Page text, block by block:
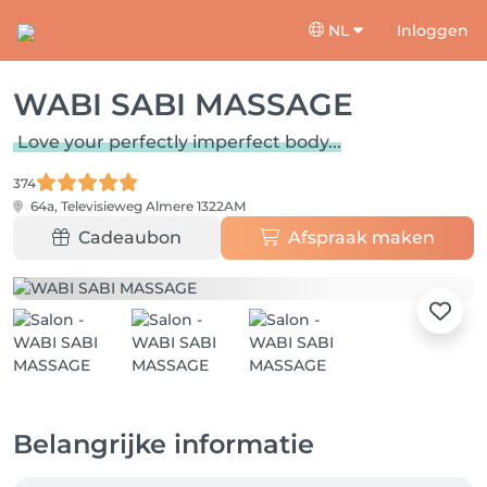
NL Inloggen
WABI SABI MASSAGE
Love your perfectly imperfect body...
374
64a, Televisieweg Almere 1322AM
Cadeaubon Afspraak maken
Belangrijke informatie